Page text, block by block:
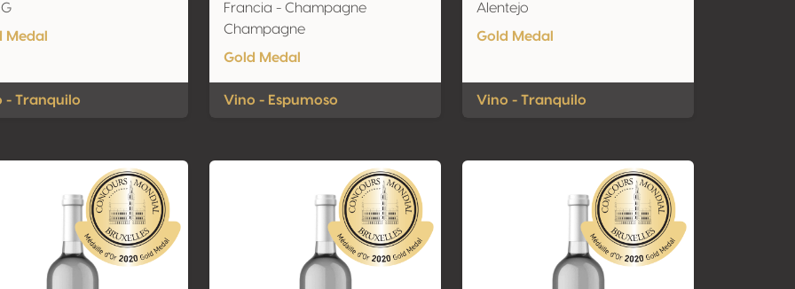
Medal
- Tranquilo
Francia - Champagne
Champagne
Gold Medal
Vino - Espumoso
Alentejo
Gold Medal
Vino - Tranquilo